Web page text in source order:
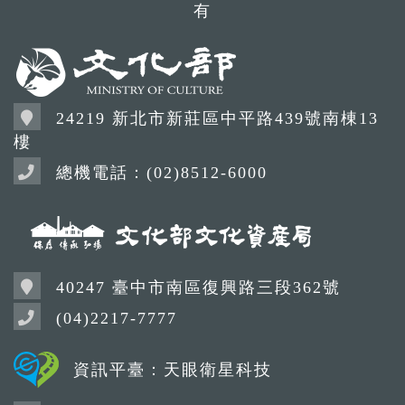
有
24219 新北市新莊區中平路439號南棟13
樓
總機電話：(02)8512-6000
40247 臺中市南區復興路三段362號
(04)2217-7777
資訊平臺：天眼衛星科技